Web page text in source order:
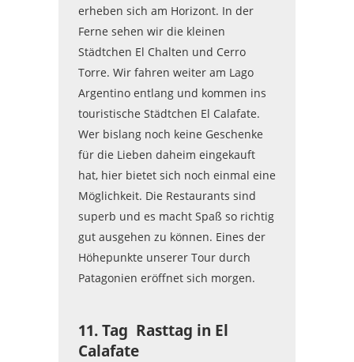
erheben sich am Horizont. In der
Ferne sehen wir die kleinen
Städtchen El Chalten und Cerro
Torre. Wir fahren weiter am Lago
Argentino entlang und kommen ins
touristische Städtchen El Calafate.
Wer bislang noch keine Geschenke
für die Lieben daheim eingekauft
hat, hier bietet sich noch einmal eine
Möglichkeit. Die Restaurants sind
superb und es macht Spaß so richtig
gut ausgehen zu können. Eines der
Höhepunkte unserer Tour durch
Patagonien eröffnet sich morgen.
11. Tag Rasttag in El
Calafate